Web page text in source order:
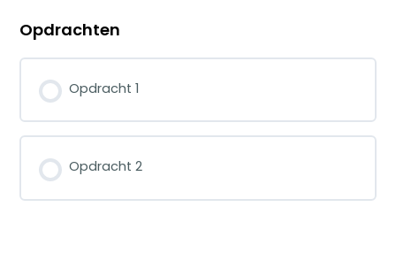
Opdrachten
Opdracht 1
Opdracht 2